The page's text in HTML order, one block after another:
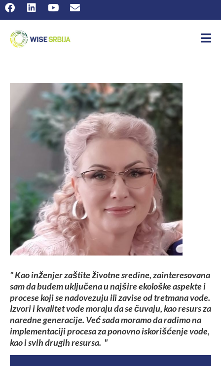
" Kao inženjer zaštite životne sredine, zainteresovana
sam da budem uključena u najšire ekološke aspekte i
procese koji se nadovezuju ili zavise od tretmana vode.
Izvori i kvalitet vode moraju da se čuvaju, kao resurs za
naredne generacije. Već sada moramo da radimo na
implementaciji procesa za ponovno iskorišćenje vode,
kao i svih drugih resursa. "